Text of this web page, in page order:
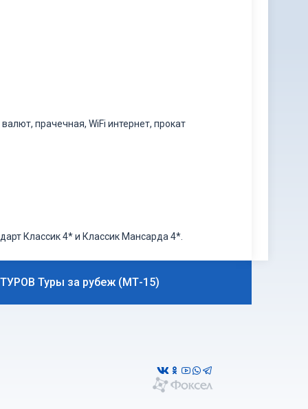
прачечная, WiFi интернет, прокат
Классик 4* и Классик Мансарда 4*.
Туры за рубеж (МТ-15)